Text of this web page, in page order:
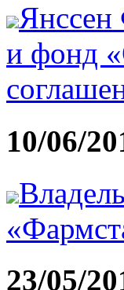
и фонд
10/06/
23/05/